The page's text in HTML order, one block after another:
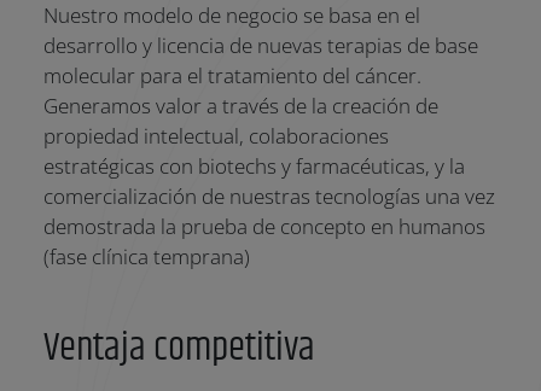
Nuestro modelo de negocio se basa en el
desarrollo y licencia de nuevas terapias de base
molecular para el tratamiento del cáncer.
Generamos valor a través de la creación de
propiedad intelectual, colaboraciones
estratégicas con biotechs y farmacéuticas, y la
comercialización de nuestras tecnologías una vez
demostrada la prueba de concepto en humanos
(fase clínica temprana)
Ventaja competitiva